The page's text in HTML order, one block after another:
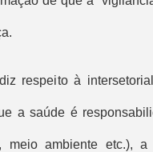
respeito à
a saúde é
meio ambiente etc.), a